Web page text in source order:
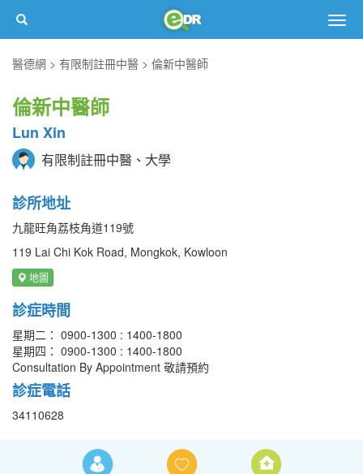
醫德網
有限制註冊中醫 倫新中醫師
倫新中醫師
Lun Xin
有限制註冊中醫、大學
診所地址
九龍旺角荔枝角道119號
119 Lai Chi Kok Road, Mongkok, Kowloon
地圖
診症時間
星期二： 0900-1300 : 1400-1800
星期四： 0900-1300 : 1400-1800
Consultation By Appointment 敬請預約
診症電話
34110628